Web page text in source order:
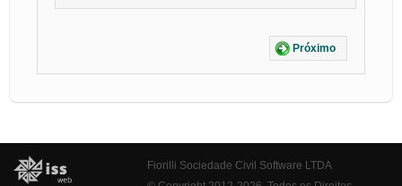
Próximo
Fiorilli Sociedade Civil Software LTDA